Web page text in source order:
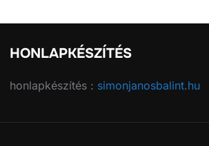
HONLAPKÉSZÍTÉS
honlapkészítés : simonjanosbalint.hu